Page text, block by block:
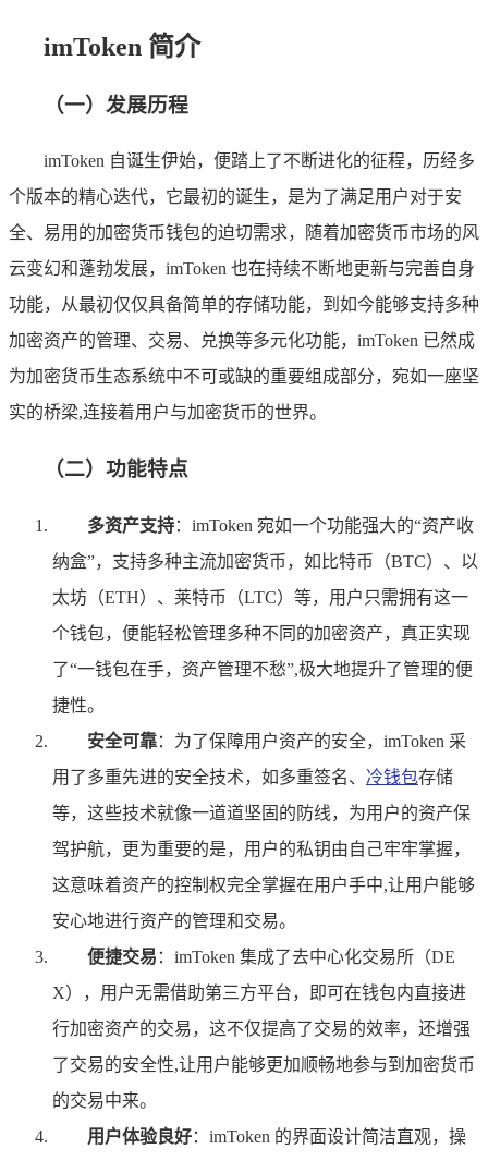
imToken 简介
（一）发展历程
imToken 自诞生伊始，便踏上了不断进化的征程，历经多
个版本的精心迭代，它最初的诞生，是为了满足用户对于安
全、易用的加密货币钱包的迫切需求，随着加密货币市场的风
云变幻和蓬勃发展，imToken 也在持续不断地更新与完善自身
功能，从最初仅仅具备简单的存储功能，到如今能够支持多种
加密资产的管理、交易、兑换等多元化功能，imToken 已然成
为加密货币生态系统中不可或缺的重要组成部分，宛如一座坚
实的桥梁,连接着用户与加密货币的世界。
（二）功能特点
多资产支持：imToken 宛如一个功能强大的“资产收
纳盒”，支持多种主流加密货币，如比特币（BTC）、以
太坊（ETH）、莱特币（LTC）等，用户只需拥有这一
个钱包，便能轻松管理多种不同的加密资产，真正实现
了“一钱包在手，资产管理不愁”,极大地提升了管理的便
捷性。
安全可靠：为了保障用户资产的安全，imToken 采
用了多重先进的安全技术，如多重签名、 冷钱包存储
等，这些技术就像一道道坚固的防线，为用户的资产保
驾护航，更为重要的是，用户的私钥由自己牢牢掌握，
这意味着资产的控制权完全掌握在用户手中,让用户能够
安心地进行资产的管理和交易。
便捷交易 ：imToken 集成了去中心化交易所（DE
X），用户无需借助第三方平台，即可在钱包内直接进
行加密资产的交易，这不仅提高了交易的效率，还增强
了交易的安全性,让用户能够更加顺畅地参与到加密货币
的交易中来。
用户体验良好：imToken 的界面设计简洁直观，操